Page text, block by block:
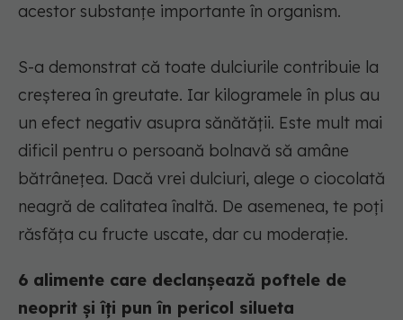
acestor substanțe importante în organism.
S-a demonstrat că toate dulciurile contribuie la
creșterea în greutate. Iar kilogramele în plus au
un efect negativ asupra sănătății. Este mult mai
dificil pentru o persoană bolnavă să amâne
bătrânețea. Dacă vrei dulciuri, alege o ciocolată
neagră de calitatea înaltă. De asemenea, te poți
răsfăța cu fructe uscate, dar cu moderație.
6 alimente care declanșează poftele de
neoprit și îți pun în pericol silueta